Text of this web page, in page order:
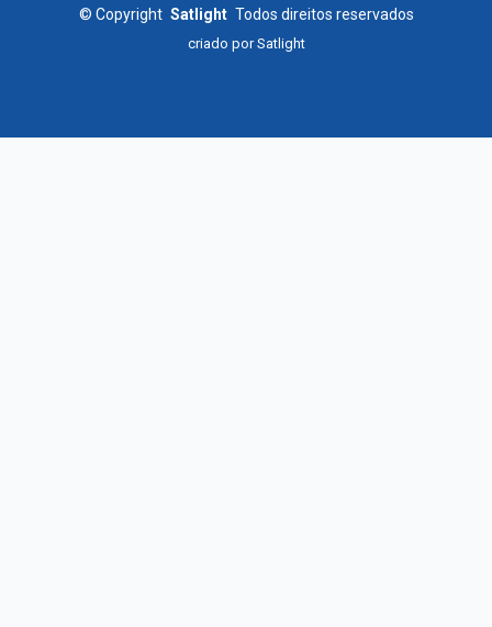
© Copyright Satlight Todos direitos reservados
criado porSatlight